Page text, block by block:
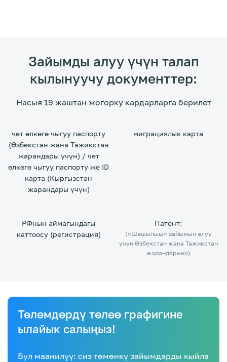
Зайымды алуу үчүн талап
кылынуучу документтер:
Насыя 19 жаштан жогорку кардарларга берилет
чет өлкөгө чыгуу паспорту
(Өзбекстан жана Тажикстан
жарандары үчүн) / чет
өлкөгө чыгуу паспорту же ID
карта (Кыргызстан
жарандары үчүн)
миграциялык карта
РФнын аймагындагы
каттоосу (регистрация)
Патент:
(«Шашылыш» зайымын алуу
үчүн Өзбекстан жана Тажикстан
жарандарына)
Төлөмдөрдү төлөө графигине
ылайык салыңыз!
Бул маанилүү: сиз төмөнкү зайымдарды кыйла